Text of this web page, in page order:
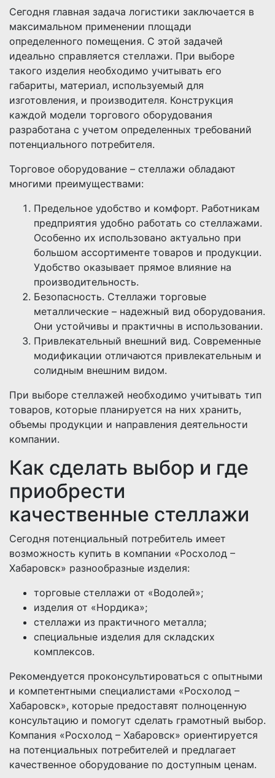
Сегодня главная задача логистики заключается в
максимальном применении площади
определенного помещения. С этой задачей
идеально справляется стеллажи. При выборе
такого изделия необходимо учитывать его
габариты, материал, используемый для
изготовления, и производителя. Конструкция
каждой модели торгового оборудования
разработана с учетом определенных требований
потенциального потребителя.
Торговое оборудование – стеллажи обладают
многими преимуществами:
Предельное удобство и комфорт. Работникам
предприятия удобно работать со стеллажами.
Особенно их использовано актуально при
большом ассортименте товаров и продукции.
Удобство оказывает прямое влияние на
производительность.
Безопасность. Стеллажи торговые
металлические – надежный вид оборудования.
Они устойчивы и практичны в использовании.
Привлекательный внешний вид. Современные
модификации отличаются привлекательным и
солидным внешним видом.
При выборе стеллажей необходимо учитывать тип
товаров, которые планируется на них хранить,
объемы продукции и направления деятельности
компании.
Как сделать выбор и где
приобрести
качественные стеллажи
Сегодня потенциальный потребитель имеет
возможность купить в компании «Росхолод –
Хабаровск» разнообразные изделия:
торговые стеллажи от «Водолей»;
изделия от «Нордика»;
стеллажи из практичного металла;
специальные изделия для складских
комплексов.
Рекомендуется проконсультироваться с опытными
и компетентными специалистами «Росхолод –
Хабаровск», которые предоставят полноценную
консультацию и помогут сделать грамотный выбор.
Компания «Росхолод – Хабаровск» ориентируется
на потенциальных потребителей и предлагает
качественное оборудование по доступным ценам.